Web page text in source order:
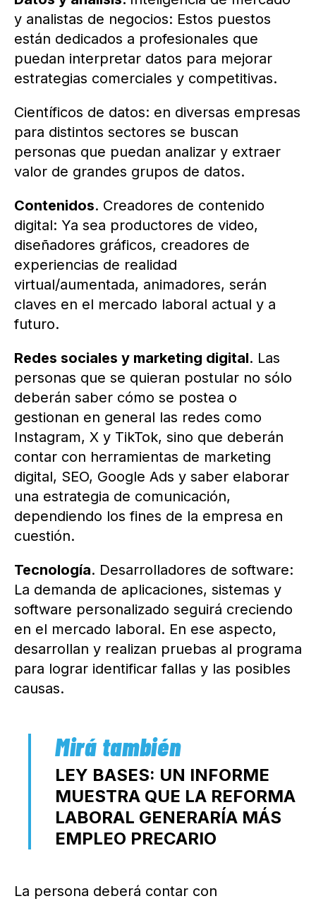
y analistas de negocios: Estos puestos
están dedicados a profesionales que
puedan interpretar datos para mejorar
estrategias comerciales y competitivas.
Científicos de datos: en diversas empresas
para distintos sectores se buscan
personas que puedan analizar y extraer
valor de grandes grupos de datos.
Contenidos. Creadores de contenido
digital: Ya sea productores de video,
diseñadores gráficos, creadores de
experiencias de realidad
virtual/aumentada, animadores, serán
claves en el mercado laboral actual y a
futuro.
Redes sociales y marketing digital. Las
personas que se quieran postular no sólo
deberán saber cómo se postea o
gestionan en general las redes como
Instagram, X y TikTok, sino que deberán
contar con herramientas de marketing
digital, SEO, Google Ads y saber elaborar
una estrategia de comunicación,
dependiendo los fines de la empresa en
cuestión.
Tecnología. Desarrolladores de software:
La demanda de aplicaciones, sistemas y
software personalizado seguirá creciendo
en el mercado laboral. En ese aspecto,
desarrollan y realizan pruebas al programa
para lograr identificar fallas y las posibles
causas.
LEY BASES: UN INFORME
MUESTRA QUE LA REFORMA
LABORAL GENERARÍA MÁS
EMPLEO PRECARIO
La persona deberá contar con